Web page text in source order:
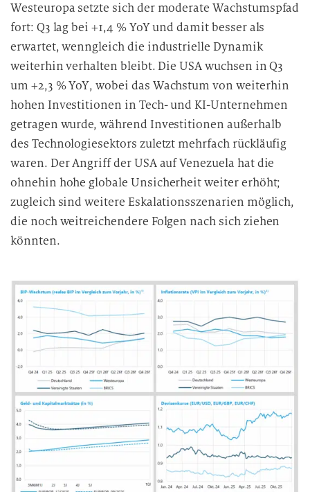
D
a
t
e
n
v
e
r
b
e
t
g
Westeuropa setzte sich der moderate Wachstumspfad
fort: Q3 lag bei +1,4 % YoY und damit besser als
erwartet, wenngleich die industrielle Dynamik
weiterhin verhalten bleibt. Die USA wuchsen in Q3
um +2,3 % YoY, wobei das Wachstum von weiterhin
hohen Investitionen in Tech- und KI-Unternehmen
getragen wurde, während Investitionen außerhalb
des Technologiesektors zuletzt mehrfach rückläufig
waren. Der Angriff der USA auf Venezuela hat die
ohnehin hohe globale Unsicherheit weiter erhöht;
zugleich sind weitere Eskalationsszenarien möglich,
die noch weitreichendere Folgen nach sich ziehen
könnten.